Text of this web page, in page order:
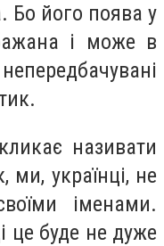
Бо його поява у
і може в
називати
ми, українці, не
іменами.
це буде не дуже